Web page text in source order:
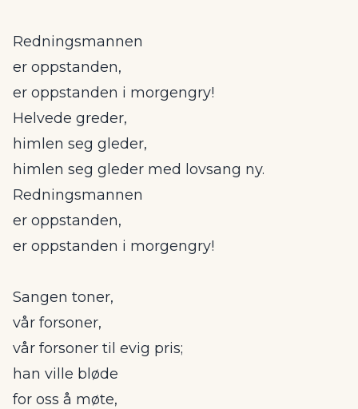
Redningsmannen
er oppstanden,
er oppstanden i morgengry!
Helvede greder,
himlen seg gleder,
himlen seg gleder med lovsang ny.
Redningsmannen
er oppstanden,
er oppstanden i morgengry!
Sangen toner,
vår forsoner,
vår forsoner til evig pris;
han ville bløde
for oss å møte,